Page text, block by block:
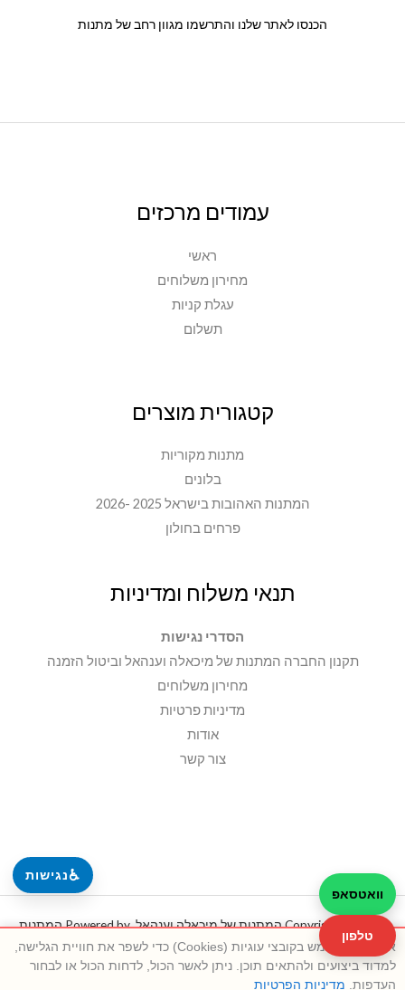
♿נגישות
הכנסו לאתר שלנו והתרשמו מגוון רחב של מתנות
עמודים מרכזים
ראשי
מחירון משלוחים
עגלת קניות
תשלום
קטגורית מוצרים
מתנות מקוריות
בלונים
המתנות האהובות בישראל 2025 -2026
פרחים בחולון
תנאי משלוח ומדיניות
הסדרי נגישות
תקנון החברה המתנות של מיכאלה וענהאל וביטול הזמנה
מחירון משלוחים
מדיניות פרטיות
אודות
צור קשר
Copyright © 2026 המתנות של מיכאלה וענהאל. Powered by המתנות
של מיכאלה וענהאל.
וואטסאפ
טלפון
אתר זה משתמש בקובצי עוגיות (Cookies) כדי לשפר את חוויית הגלישה,
למדוד ביצועים ולהתאים תוכן. ניתן לאשר הכול, לדחות הכול או לבחור
העדפות. מדיניות הפרטיות